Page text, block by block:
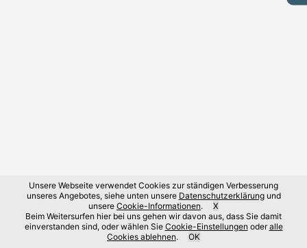
Unsere Webseite verwendet Cookies zur ständigen Verbesserung
unseres Angebotes, siehe unten unsere Datenschutzerklärungund
unsere Cookie-Informationen.
X
Beim Weitersurfen hier bei uns gehen wir davon aus, dass Sie damit
einverstanden sind, oder wählen Sie Cookie-Einstellungen oderalle
Cookies ablehnen. OK